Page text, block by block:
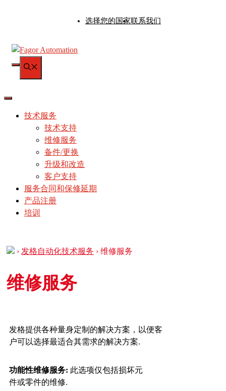
选择您的国家联系我们
技术服务
技术支持
维修服务
备件/更换
升级和改造
客户支持
服务合同和保修延期
产品注册
培训
› 发格自动化技术服务 › 维修服务
维修服务
发格提供各种量身定制的解决方案，以便客
户可以选择最适合其需求的解决方案.
功能性维修服务: 此选项仅包括损坏元
件或零件的维修.